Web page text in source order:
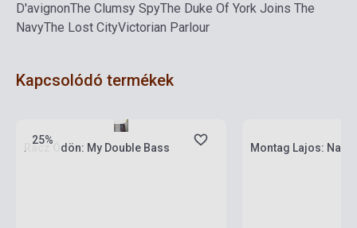
D'avignonThe Clumsy SpyThe Duke Of York Joins The
NavyThe Lost CityVictorian Parlour
Kapcsolódó termékek
25%
Rácz Ödön: My Double Bass Montag Lajos: